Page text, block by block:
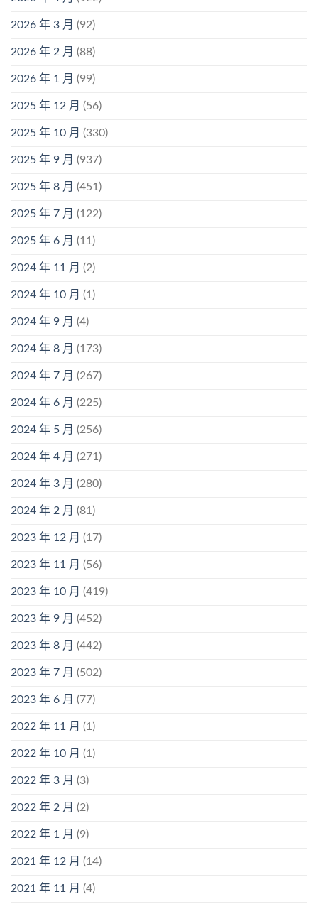
2026 年 3 月 (92)
2026 年 2 月 (88)
2026 年 1 月 (99)
2025 年 12 月 (56)
2025 年 10 月 (330)
2025 年 9 月 (937)
2025 年 8 月 (451)
2025 年 7 月 (122)
2025 年 6 月 (11)
2024 年 11 月 (2)
2024 年 10 月 (1)
2024 年 9 月 (4)
2024 年 8 月 (173)
2024 年 7 月 (267)
2024 年 6 月 (225)
2024 年 5 月 (256)
2024 年 4 月 (271)
2024 年 3 月 (280)
2024 年 2 月 (81)
2023 年 12 月 (17)
2023 年 11 月 (56)
2023 年 10 月 (419)
2023 年 9 月 (452)
2023 年 8 月 (442)
2023 年 7 月 (502)
2023 年 6 月 (77)
2022 年 11 月 (1)
2022 年 10 月 (1)
2022 年 3 月 (3)
2022 年 2 月 (2)
2022 年 1 月 (9)
2021 年 12 月 (14)
2021 年 11 月 (4)